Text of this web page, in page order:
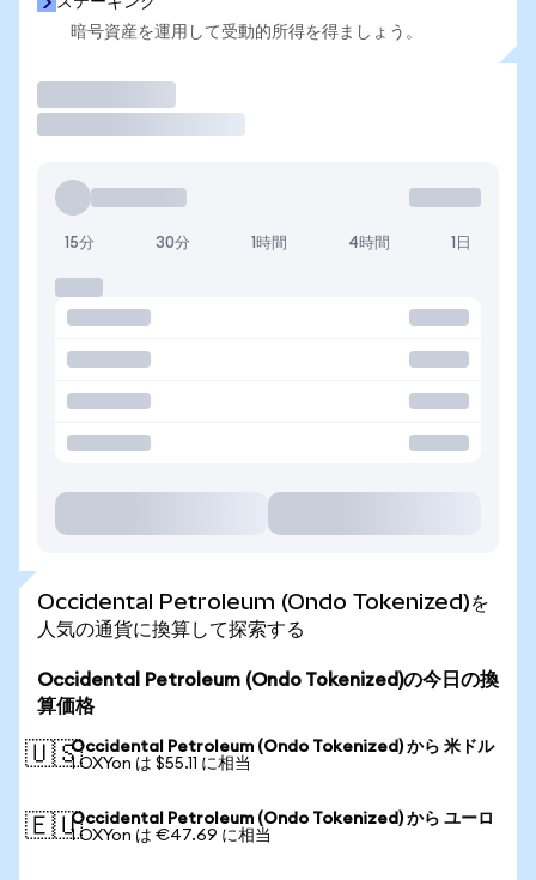
暗号資産を運用して受動的所得を得ましょう。
15分 30分 1時間 4時間 1日
Occidental Petroleum (Ondo Tokenized)を
人気の通貨に換算して探索する
Occidental Petroleum (Ondo Tokenized)の今日の換
算価格
🇺🇸Occidental Petroleum (Ondo Tokenized) から 米ドル
1 OXYon は $55.11 に相当
🇪🇺Occidental Petroleum (Ondo Tokenized) から ユーロ
1 OXYon は €47.69 に相当